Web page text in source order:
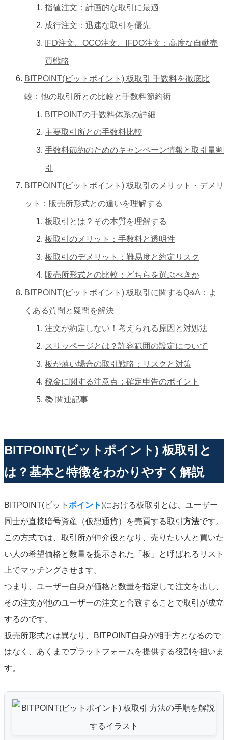
指値注文：計画的な取引に最適
成行注文：迅速な取引を優先
IFD注文、OCO注文、IFDO注文：高度な自動売
買戦略
BITPOINT(ビットポイント) 板取引 手数料を徹底比
較：他の取引所との比較と手数料節約術
BITPOINTの手数料体系の詳細
主要取引所との手数料比較
手数料節約のためのキャンペーン情報と取引量割
引
BITPOINT(ビットポイント) 板取引のメリット・デメリ
ット：販売所形式との違いを理解する
板取引とは？その本質を理解する
板取引のメリット：手数料と透明性
板取引のデメリット：難易度と約定リスク
販売所形式との比較：どちらを選ぶべきか
BITPOINT(ビットポイント) 板取引に関するQ&A：よ
くある質問と疑問を解決
注文が約定しない！考えられる原因と対処法
スリッページとは？許容範囲の設定について
板が薄い場合の取引戦略：リスクと対策
税金に関する注意点：確定申告のポイント
📚 関連記事
BITPOINT(ビットポイント) 板取引と
は？基本と特徴をわかりやすく解説
BITPOINT(ビット ポイント)における板取引とは、ユーザー
同士が直接暗号資産（仮想通貨）を売買する取引 方法です。
この方式では、取引所が仲介役となり、売りたい人と買いた
い人の希望価格と数量を提示された「板」と呼ばれるリスト
上でマッチングさせます。
つまり、ユーザー自身が価格と数量を指定して注文を出し、
その注文が他のユーザーの注文と合致することで取引が成立
するのです。
販売所形式とは異なり、BITPOINT自身が相手方となるので
はなく、あくまでプラットフォームを提供する役割を担いま
す。